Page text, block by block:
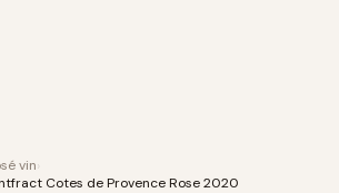
vin
Cotes de Provence Rose 2020